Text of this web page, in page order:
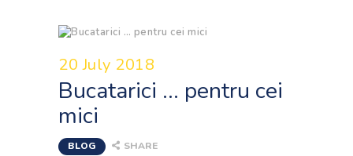
20 July 2018
Bucatarici … pentru cei
mici
BLOG SHARE